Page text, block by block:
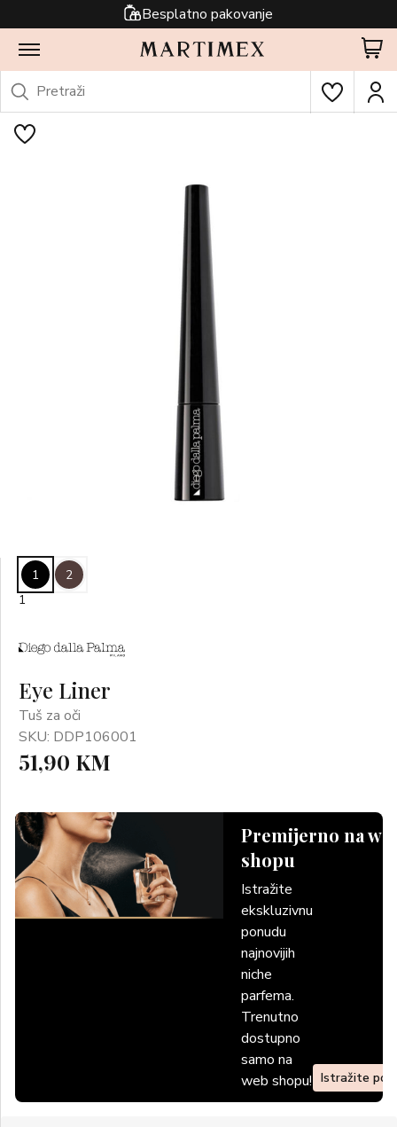
Besplatno pakovanje
Eye Liner
Tuš za oči
SKU: DDP106001
51,90 KM
Premijerno na
shopu
Istražite
ekskluzivnu
ponudu
najnovijih
niche
parfema.
Trenutno
dostupno
samo na
web shopu! Istražite
1
2
1